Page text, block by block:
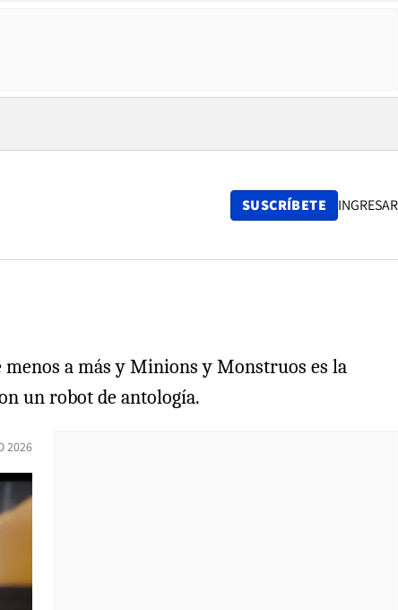
SUSCRÍBETE INGRESAR
a más y Minions y Monstruos es la
un robot de antología.
2026